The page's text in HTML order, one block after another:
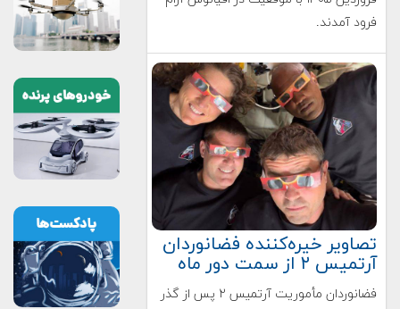
فرود آمدند.
تصاویر خیره‌کننده فضانوردان
آرتمیس ۲ از سمت دور ماه
فضانوردان مأموریت آرتمیس ۲ پس از گذر